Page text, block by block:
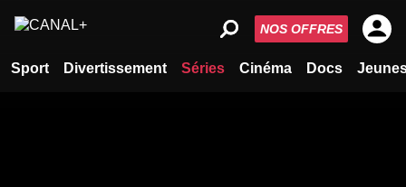
Sport Divertissement Séries Cinéma Docs
NOS OFFRES